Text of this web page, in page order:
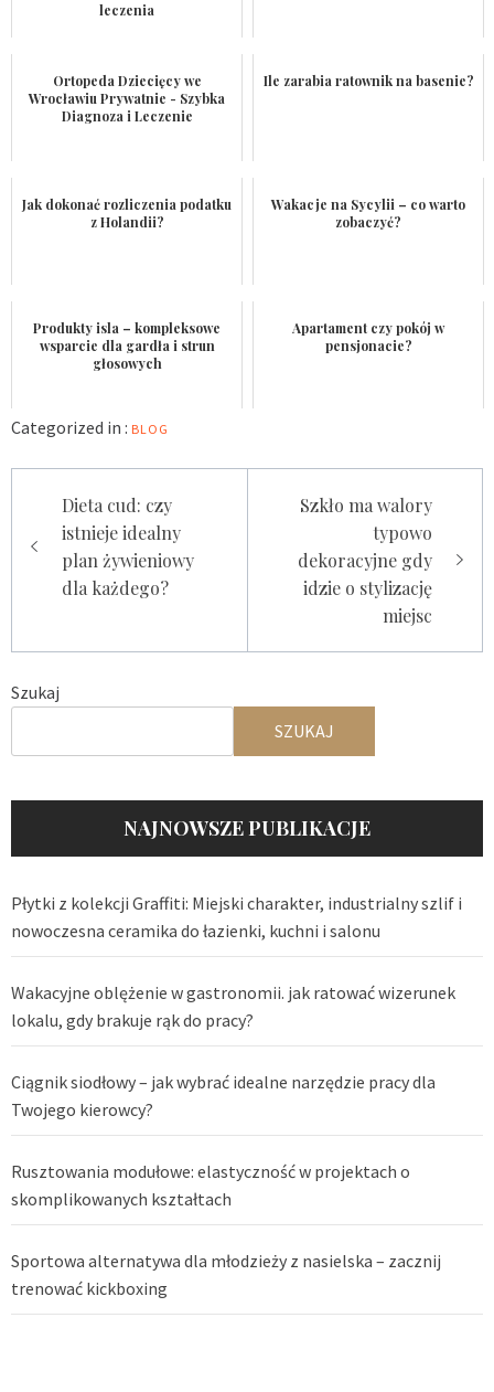
leczenia
Ortopeda Dziecięcy we
Wrocławiu Prywatnie - Szybka
Diagnoza i Leczenie
Ile zarabia ratownik na basenie?
Jak dokonać rozliczenia podatku
z Holandii?
Wakacje na Sycylii – co warto
zobaczyć?
Produkty isla – kompleksowe
wsparcie dla gardła i strun
głosowych
Apartament czy pokój w
pensjonacie?
Categorized in : BLOG
wpisuDieta cud: czy
istnieje idealny
plan żywieniowy
dla każdego?
Szkło ma walory
typowo
dekoracyjne gdy
idzie o stylizację
miejsc
Szukaj
SZUKAJ
NAJNOWSZE PUBLIKACJE
Płytki z kolekcji Graffiti: Miejski charakter, industrialny szlif i
nowoczesna ceramika do łazienki, kuchni i salonu
Wakacyjne oblężenie w gastronomii. jak ratować wizerunek
lokalu, gdy brakuje rąk do pracy?
Ciągnik siodłowy – jak wybrać idealne narzędzie pracy dla
Twojego kierowcy?
Rusztowania modułowe: elastyczność w projektach o
skomplikowanych kształtach
Sportowa alternatywa dla młodzieży z nasielska – zacznij
trenować kickboxing